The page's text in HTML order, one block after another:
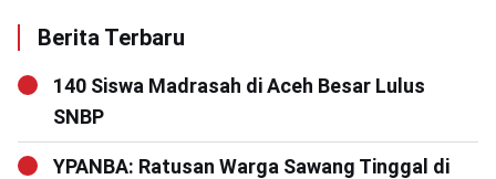
Berita Terbaru
140 Siswa Madrasah di Aceh Besar Lulus
SNBP
YPANBA: Ratusan Warga Sawang Tinggal di